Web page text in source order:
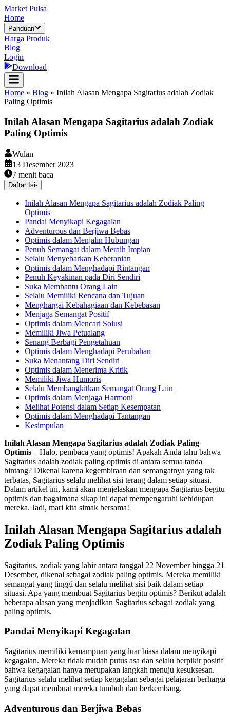
Market Pulsa
Home
Panduan
Harga Produk
Blog
Login
Download
Home » Blog » Inilah Alasan Mengapa Sagitarius adalah Zodiak
Paling Optimis
Inilah Alasan Mengapa Sagitarius adalah Zodiak
Paling Optimis
Wulan
13 Desember 2023
7 menit baca
Daftar Isi-
Inilah Alasan Mengapa Sagitarius adalah Zodiak Paling
Optimis
Pandai Menyikapi Kegagalan
Adventurous dan Berjiwa Bebas
Optimis dalam Menjalin Hubungan
Penuh Semangat dalam Meraih Impian
Selalu Menyebarkan Keberanian
Optimis dalam Menghadapi Rintangan
Penuh Keyakinan pada Diri Sendiri
Suka Membantu Orang Lain
Selalu Memiliki Rencana dan Tujuan
Menghargai Kebahagiaan dan Kebebasan
Menjaga Semangat Positif
Optimis dalam Mencari Solusi
Memiliki Jiwa Petualang
Senang Berbagi Pengetahuan
Optimis dalam Menghadapi Perubahan
Suka Menantang Diri Sendiri
Optimis dalam Menerima Kritik
Memiliki Jiwa Humoris
Selalu Membangkitkan Semangat Orang Lain
Optimis dalam Menjaga Harmoni
Melihat Potensi dalam Setiap Kesempatan
Optimis dalam Menghadapi Tantangan
Kesimpulan
Inilah Alasan Mengapa Sagitarius adalah Zodiak Paling
Optimis – Halo, pembaca yang optimis! Apakah Anda tahu bahwa
Sagitarius adalah zodiak paling optimis di antara semua tanda
bintang? Dikenal karena kegembiraan dan semangatnya yang tak
terbatas, Sagitarius selalu melihat sisi terang dalam setiap situasi.
Dalam artikel ini, kami akan menjelaskan mengapa Sagitarius begitu
optimis dan bagaimana sikap ini dapat mempengaruhi kehidupan
mereka. Jadi, mari kita simak bersama!
Inilah Alasan Mengapa Sagitarius adalah
Zodiak Paling Optimis
Sagitarius, zodiak yang lahir antara tanggal 22 November hingga 21
Desember, dikenal sebagai zodiak paling optimis. Mereka memiliki
semangat yang tinggi dan selalu melihat sisi baik dalam setiap
situasi. Apa yang membuat Sagitarius begitu optimis? Berikut adalah
beberapa alasan yang menjadikan Sagitarius sebagai zodiak yang
paling optimis.
Pandai Menyikapi Kegagalan
Sagitarius memiliki kemampuan yang luar biasa dalam menyikapi
kegagalan. Mereka tidak mudah putus asa dan selalu berpikir positif
bahwa kegagalan hanya merupakan langkah menuju kesuksesan.
Sagitarius selalu melihat setiap kegagalan sebagai pelajaran berharga
yang dapat membuat mereka tumbuh dan berkembang.
Adventurous dan Berjiwa Bebas